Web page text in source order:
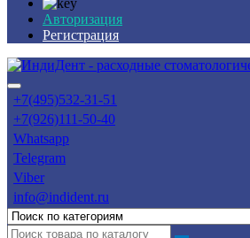
Авторизация
Регистрация
+7(495)532-31-51
+7(926)111-50-40
Whatsapp
Telegram
Viber
info@indident.ru